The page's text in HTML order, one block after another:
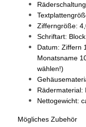
Zifferngröße:
Schriftart: Block
Datum: Ziffern
Monatsname
wählen!)
Rädermaterial:
Nettogewicht:
Mögliches Zubehör